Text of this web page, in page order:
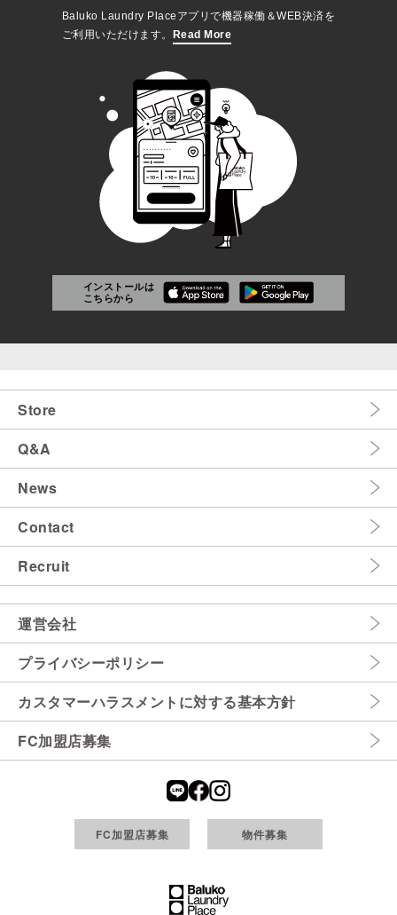
Baluko Laundry Placeアプリで機器稼働＆WEB決済を
ご利用いただけます。 Read More
インストールは
こちらから
Store
Q&A
News
Contact
Recruit
運営会社
プライバシーポリシー
カスタマーハラスメントに対する基本方針
FC加盟店募集
FC加盟店募集 物件募集